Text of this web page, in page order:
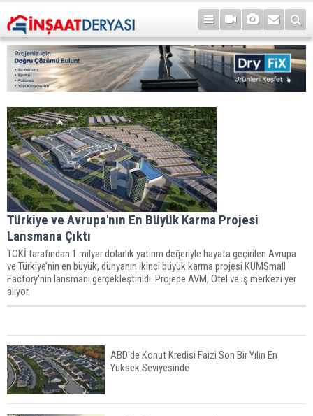
Türkiye ve Avrupa'nın En Büyük Karma Projesi
Lansmana Çıktı
TOKİ tarafından 1 milyar dolarlık yatırım değeriyle hayata geçirilen Avrupa
ve Türkiye’nin en büyük, dünyanın ikinci büyük karma projesi KUMSmall
Factory'nin lansmanı gerçekleştirildi. Projede AVM, Otel ve iş merkezi yer
alıyor.
ABD'de Konut Kredisi Faizi Son Bir Yılın En
Yüksek Seviyesinde